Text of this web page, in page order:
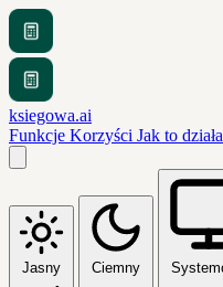
ksiegowa.ai
Funkcje Korzyści Jak to działa
Jasny Ciemny